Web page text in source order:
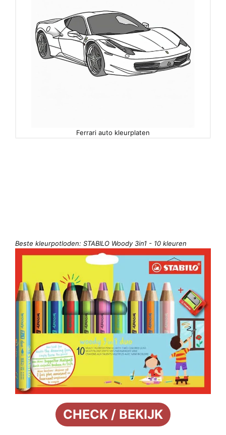
Ferrari auto kleurplaten
Beste kleurpotloden: STABILO Woody 3in1 - 10 kleuren
CHECK / BEKIJK